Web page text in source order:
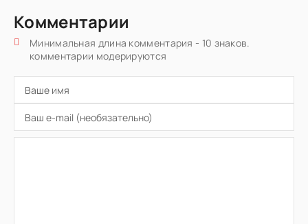
Комментарии
Минимальная длина комментария - 10 знаков.
комментарии модерируются